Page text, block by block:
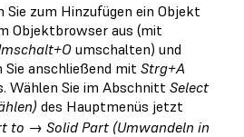
Sie zum Hinzufügen ein Objekt
Objektbrowser aus (mit
umschalten) und
Sie anschließend mit Strg+A
Wählen Sie im Abschnitt Select
des Hauptmenüs jetzt
to → Solid Part (Umwandeln in